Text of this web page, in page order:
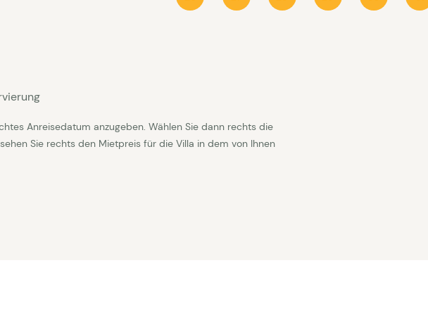
für einen wochenweisen Aufenthalt. Flexible Ankunftstage und
Wir passen den Preis in Abstimmung auf der Rechnung an. Bitte
haben.
Anreisedatum anzugeben. Wählen Sie dann rechts die
Sie rechts den Mietpreis für die Villa in dem von Ihnen